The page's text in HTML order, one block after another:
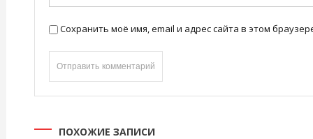
Сохранить моё имя, email и адрес сайта в этом
ПОХОЖИЕ ЗАПИСИ